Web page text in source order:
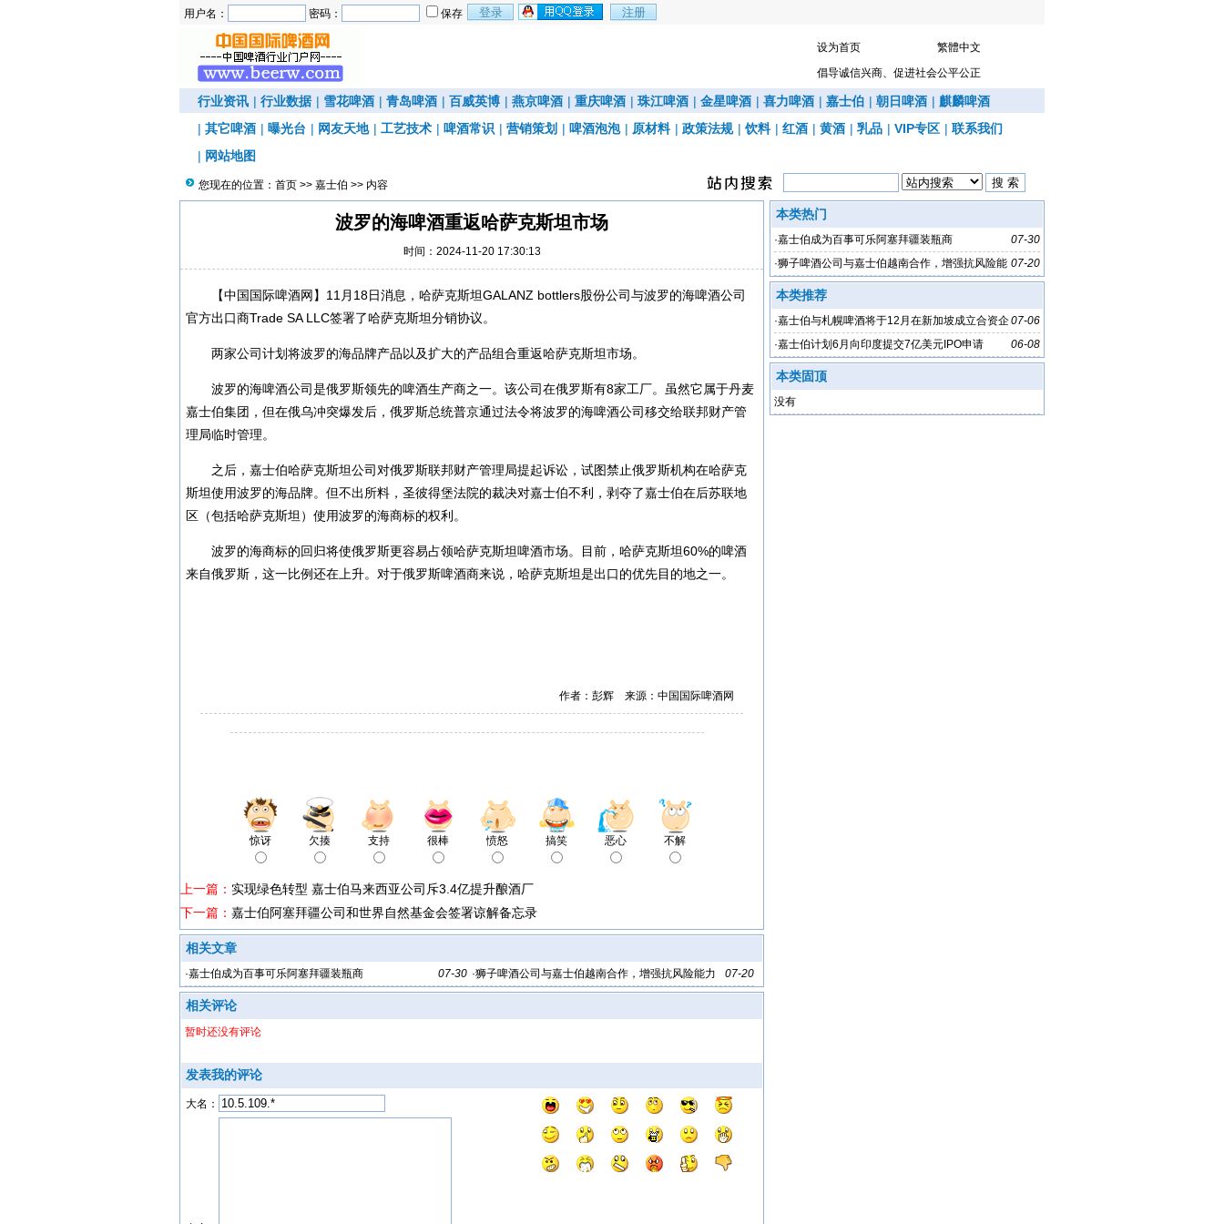
用户名： 密码： 保存
设为首页
繁體中文
倡导诚信兴商、促进社会公平公正
行业资讯 | 行业数据 | 雪花啤酒 | 青岛啤酒 | 百威英博 | 燕京啤酒 | 重庆啤酒 | 珠江啤酒 | 金星啤酒 | 喜力啤酒 | 嘉士伯 | 朝日啤酒 | 麒麟啤酒
| 其它啤酒 | 曝光台 | 网友天地 | 工艺技术 | 啤酒常识 | 营销策划 | 啤酒泡泡 | 原材料 | 政策法规 | 饮料 | 红酒 | 黄酒 | 乳品 | VIP专区 | 联系我们
| 网站地图
您现在的位置： 首页 >> 嘉士伯 >> 内容
波罗的海啤酒重返哈萨克斯坦市场
时间：2024-11-20 17:30:13
【中国国际啤酒网】11月18日消息，哈萨克斯坦GALANZ bottlers股份公司与波罗的海啤酒公司
官方出口商Trade SA LLC签署了哈萨克斯坦分销协议。
两家公司计划将波罗的海品牌产品以及扩大的产品组合重返哈萨克斯坦市场。
波罗的海啤酒公司是俄罗斯领先的啤酒生产商之一。该公司在俄罗斯有8家工厂。虽然它属于丹麦
嘉士伯集团，但在俄乌冲突爆发后，俄罗斯总统普京通过法令将波罗的海啤酒公司移交给联邦财产管
理局临时管理。
之后，嘉士伯哈萨克斯坦公司对俄罗斯联邦财产管理局提起诉讼，试图禁止俄罗斯机构在哈萨克
斯坦使用波罗的海品牌。但不出所料，圣彼得堡法院的裁决对嘉士伯不利，剥夺了嘉士伯在后苏联地
区（包括哈萨克斯坦）使用波罗的海商标的权利。
波罗的海商标的回归将使俄罗斯更容易占领哈萨克斯坦啤酒市场。目前，哈萨克斯坦60%的啤酒
来自俄罗斯，这一比例还在上升。对于俄罗斯啤酒商来说，哈萨克斯坦是出口的优先目的地之一。
作者：彭辉 来源：中国国际啤酒网
惊讶 欠揍 支持 很棒 愤怒 搞笑 恶心 不解
上一篇： 实现绿色转型 嘉士伯马来西亚公司斥3.4亿提升酿酒厂
下一篇： 嘉士伯阿塞拜疆公司和世界自然基金会签署谅解备忘录
相关文章
07-30
·嘉士伯成为百事可乐阿塞拜疆装瓶商 07-20
·狮子啤酒公司与嘉士伯越南合作，增强抗风险能力
相关评论
暂时还没有评论
发表我的评论
大名：
本类热门
07-30
·嘉士伯成为百事可乐阿塞拜疆装瓶商
07-20
·狮子啤酒公司与嘉士伯越南合作，增强抗风险能
力
本类推荐
07-06
·嘉士伯与札幌啤酒将于12月在新加坡成立合资企
业
06-08
·嘉士伯计划6月向印度提交7亿美元IPO申请
本类固顶
没有